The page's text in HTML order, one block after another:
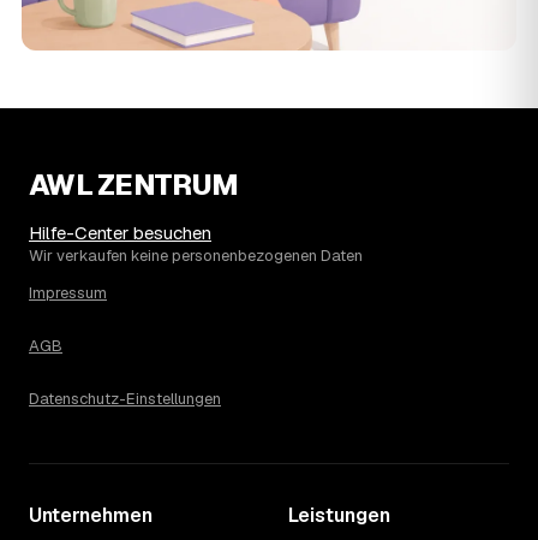
AWL ZENTRUM
Hilfe-Center besuchen
Wir verkaufen keine personenbezogenen Daten
Impressum
AGB
Datenschutz-Einstellungen
Unternehmen Leistungen